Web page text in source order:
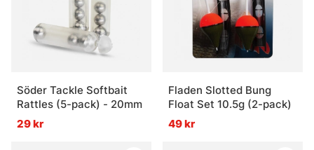
Söder Tackle Softbait
Rattles (5-pack) - 20mm
29 kr
Fladen Slotted Bung
Float Set 10.5g (2-pack)
49 kr